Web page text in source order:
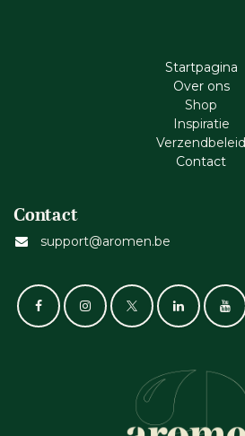
Startpagina
Ove​r​ ons
Shop
Inspiratie
Verzendbeleid
Cont​act
Contact
support@aromen.be